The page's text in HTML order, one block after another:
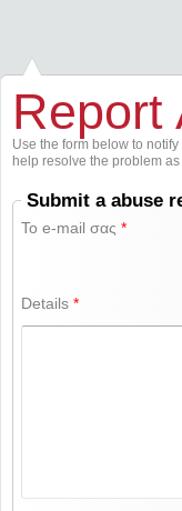
Report
Use the form below to
help resolve the problem as
Submit a abuse
Το e-mail σας*
Details*